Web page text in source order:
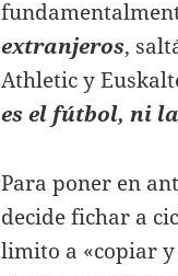
extranjeros,
Athletic y
es el fútbol, ni
Para poner en
decide fichar a
limito a «copiar